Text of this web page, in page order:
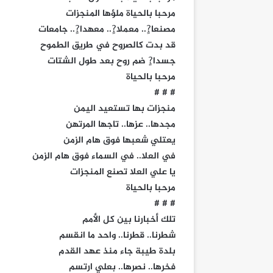
مرحبا بالحياة ملؤها المنجزات
مصنعا?ٍ.. معملا?ٍ.. معهدا?ٍ.. جامعات
قد بدت كالصروح في طريق الطموح
جسدا?ٍ ضم روح بعد طول الشتات
مرحبا بالحياة
# # #
منجزات بها تستعيد اليمن
مجدها.. عزها.. تاجها المرتهن
يعتلي شعبها فوق هام الزمن
في العلا.. في السماء فوق هام الزمن
يا علي العلا تصنع المنجزات
مرحبا بالحياة
# # #
تلك أخبارنا بين كل الأمم
شطرنا.. قطرنا.. واحد ما انقسم
بلدة طيبة جاء منذ عهد القدم
فخرها.. نصرها.. بعلي ارتسم